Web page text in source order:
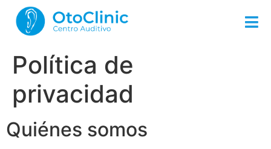
Política de
privacidad
Quiénes somos